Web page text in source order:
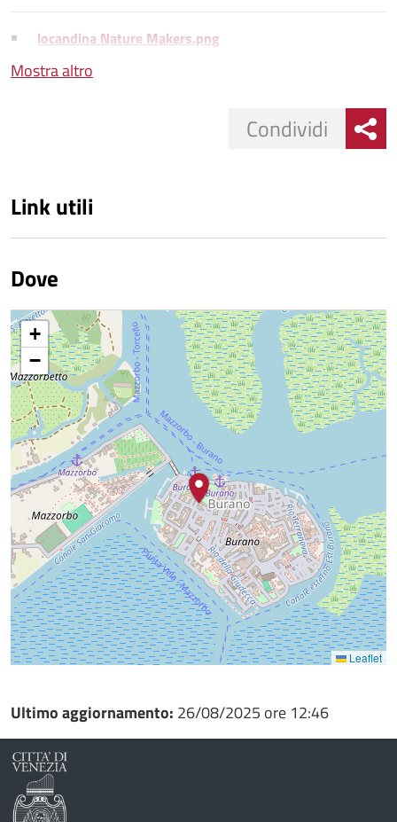
locandina Nature Makers.png
Mostra altro
Condividi
Link utili
Dove
+
−
Leaflet
Ultimo aggiornamento: 26/08/2025 ore 12:46